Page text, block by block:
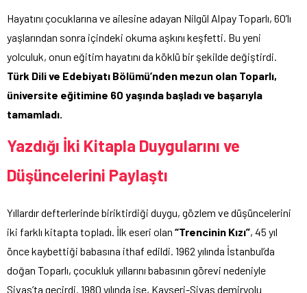
Hayatını çocuklarına ve ailesine adayan Nilgül Alpay Toparlı, 60’lı
yaşlarından sonra içindeki okuma aşkını keşfetti. Bu yeni
yolculuk, onun eğitim hayatını da köklü bir şekilde değiştirdi.
Türk Dili ve Edebiyatı Bölümü’nden mezun olan Toparlı,
üniversite eğitimine 60 yaşında başladı ve başarıyla
tamamladı.
Yazdığı İki Kitapla Duygularını ve
Düşüncelerini Paylaştı
Yıllardır defterlerinde biriktirdiği duygu, gözlem ve düşüncelerini
iki farklı kitapta topladı. İlk eseri olan “Trencinin Kızı”, 45 yıl
önce kaybettiği babasına ithaf edildi. 1962 yılında İstanbul’da
doğan Toparlı, çocukluk yıllarını babasının görevi nedeniyle
Sivas’ta geçirdi. 1980 yılında ise, Kayseri-Sivas demiryolu